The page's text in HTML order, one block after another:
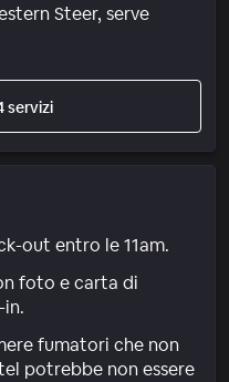
Steer, serve
servizi
out entro le 11am.
foto e carta di
fumatori che non
potrebbe non essere